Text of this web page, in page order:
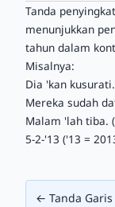
Tanda
menunjukkan
tahun dalam
Misalnya:
Dia 'kan
Mereka sudah
Malam 'lah tiba.
5-2-'13 ('13 =
← Tanda